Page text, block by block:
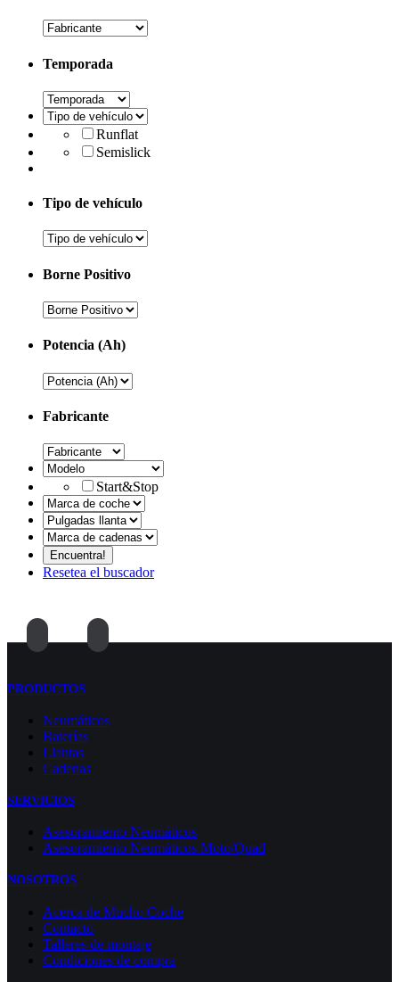
Temporada
Runflat
Semislick
Tipo de vehículo
Borne Positivo
Potencia (Ah)
Fabricante
Start&Stop
Resetea el buscador
PRODUCTOS
Neumáticos
Baterías
Llantas
Cadenas
SERVICIOS
Asesoramiento Neumáticos
Asesoramiento Neumáticos Moto/Quad
NOSOTROS
Acerca de Mucho Coche
Contacto
Talleres de montaje
Condiciones de compra